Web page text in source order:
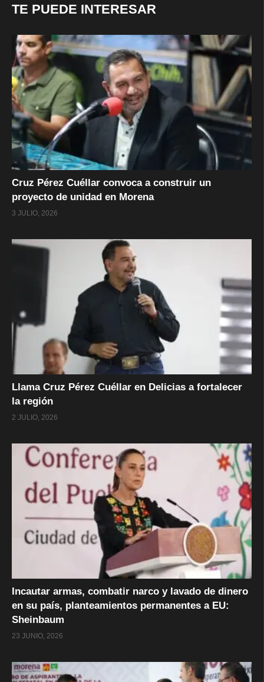
TE PUEDE INTERESAR
Cruz Pérez Cuéllar convoca a construir un
proyecto de unidad en Morena
3 JULIO, 2026
Llama Cruz Pérez Cuéllar en Delicias a fortalecer
la región
2 JULIO, 2026
Incautar armas, combatir narco y lavado de dinero
en su país, planteamientos permanentes a EU:
Sheinbaum
23 JUNIO, 2026